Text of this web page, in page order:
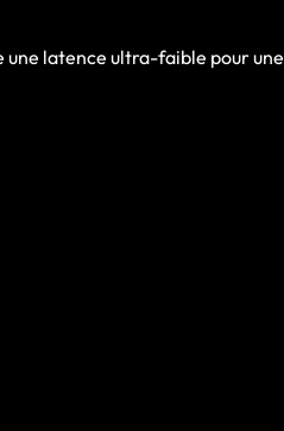
une latence ultra-faible pour une